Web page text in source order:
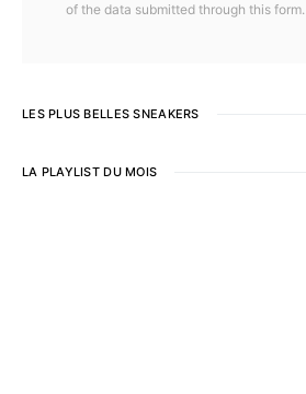
of the data submitted through this form.
LES PLUS BELLES SNEAKERS
LA PLAYLIST DU MOIS